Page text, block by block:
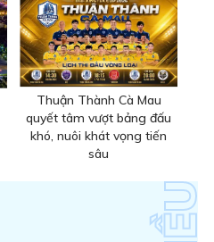
Thuận Thành Cà Mau
quyết tâm vượt bảng đấu
khó, nuôi khát vọng tiến
sâu